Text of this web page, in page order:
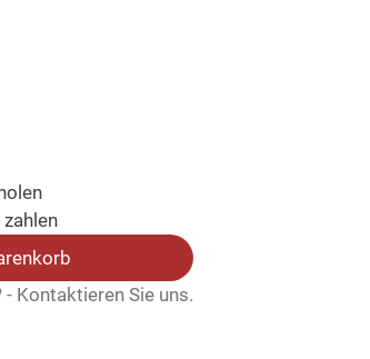
- Kontaktieren Sie uns.